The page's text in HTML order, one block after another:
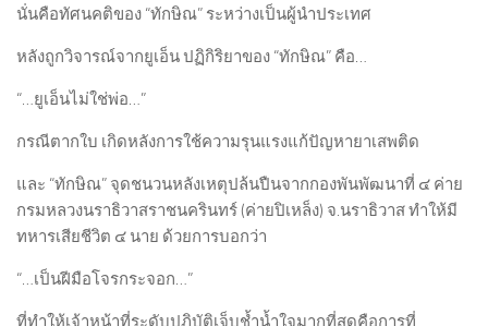
นั่นคือทัศนคติของ “ทักษิณ” ระหว่างเป็นผู้นำประเทศ
หลังถูกวิจารณ์จากยูเอ็น ปฏิกิริยาของ “ทักษิณ” คือ…
“…ยูเอ็นไม่ใช่พ่อ…”
กรณีตากใบ เกิดหลังการใช้ความรุนแรงแก้ปัญหายาเสพติด
และ “ทักษิณ” จุดชนวนหลังเหตุปล้นปืนจากกองพันพัฒนาที่ ๔ ค่าย
กรมหลวงนราธิวาสราชนครินทร์ (ค่ายปิเหล็ง) จ.นราธิวาส ทำให้มี
ทหารเสียชีวิต ๔ นาย ด้วยการบอกว่า
“…เป็นฝีมือโจรกระจอก…”
ที่ทำให้เจ้าหน้าที่ระดับปฏิบัติเจ็บช้ำน้ำใจมากที่สุดคือการที่